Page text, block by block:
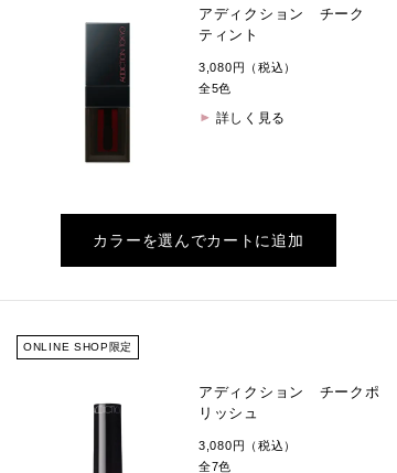
アディクション チーク
ティント
3,080円（税込）
全5色
詳しく見る
カラーを選んでカートに追加
ONLINE SHOP限定
アディクション チークポ
リッシュ
3,080円（税込）
全7色